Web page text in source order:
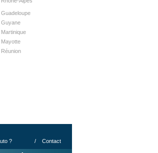
Guyane
Mayotte
? / Contact